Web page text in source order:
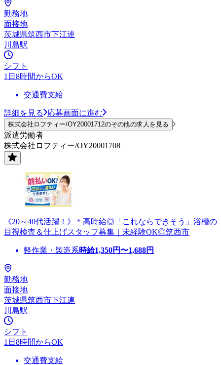
勤務地
面接地
茨城県筑西市下江連
川島駅
シフト
1日8時間からOK
交通費支給
詳細を見る 応募画面に進む
株式会社ロフティー/OY20001712のその他の求人を見る
派遣労働者
株式会社ロフティー/OY20001708
《20～40代活躍！》＊高時給◎「これならできそう」浴槽の
目視検査＆仕上げスタッフ募集｜未経験OK◎筑西市
軽作業・製造系時給1,350円〜1,688円
勤務地
面接地
茨城県筑西市下江連
川島駅
シフト
1日8時間からOK
交通費支給